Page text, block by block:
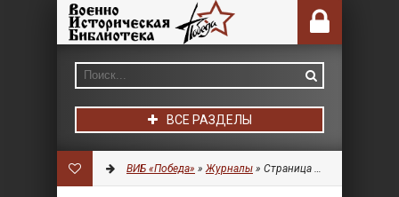
ВСЕ РАЗДЕЛЫ
ВИБ «Победа» »Журналы » Страница 253